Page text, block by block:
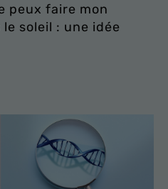
peux faire mon
soleil : une idée